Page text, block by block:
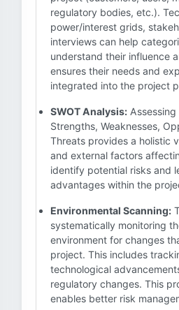
regulatory bodies, etc.).
power/interest grids,
interviews can help
understand their influence
ensures their needs and
integrated into the project
SWOT Analysis:
Strengths, Weaknesses,
Threats provides a holistic
and external factors
identify potential risks and
advantages within the
Environmental Scanning:
systematically monitoring
environment for changes
project. This includes
technological
regulatory changes. This
enables better risk